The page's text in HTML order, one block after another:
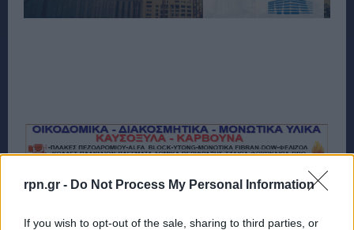
rpn.gr - Do Not Process My Personal Information
If you wish to opt-out of the sale, sharing to third parties, or